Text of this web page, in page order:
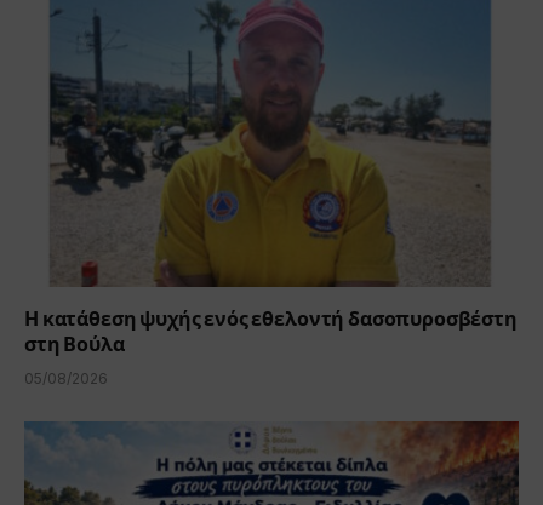
Η κατάθεση ψυχής ενός εθελοντή δασοπυροσβέστη
στη Βούλα
05/08/2026